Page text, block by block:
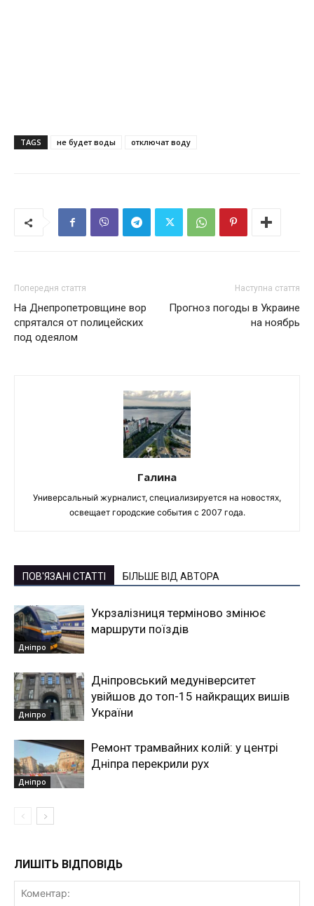
TAGS не будет воды отключат воду
Попередня стаття
На Днепропетровщине вор
спрятался от полицейских
под одеялом
Наступна стаття
Прогноз погоды в Украине
на ноябрь
Галина
Универсальный журналист, специализируется на новостях,
освещает городские события с 2007 года.
ПОВ'ЯЗАНІ СТАТТІ БІЛЬШЕ ВІД АВТОРА
Дніпро
Укрзалізниця терміново змінює
маршрути поїздів
Дніпро
Дніпровський медуніверситет
увійшов до топ-15 найкращих вишів
України
Дніпро
Ремонт трамвайних колій: у центрі
Дніпра перекрили рух
ЛИШІТЬ ВІДПОВІДЬ